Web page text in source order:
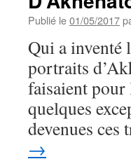
Publié le01/05/2017
Qui a inventé
portraits
faisaient pour
quelques
devenues
→